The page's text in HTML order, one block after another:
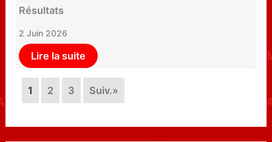
Résultats
2 Juin 2026
Lire la suite
1 2 3 Suiv.»